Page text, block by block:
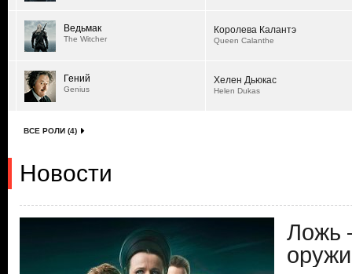
Ведьмак
The Witcher
Королева Калантэ
Queen Calanthe
Гений
Genius
Хелен Дьюкас
Helen Dukas
ВСЕ РОЛИ (4)
Новости
Ложь